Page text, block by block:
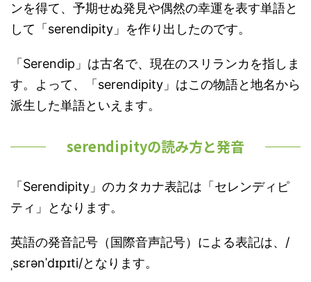
ンを得て、予期せぬ発見や偶然の幸運を表す単語と
して「serendipity」を作り出したのです。
「Serendip」は古名で、現在のスリランカを指しま
す。よって、「serendipity」はこの物語と地名から
派生した単語といえます。
serendipityの読み方と発音
「Serendipity」のカタカナ表記は「セレンディピ
ティ」となります。
英語の発音記号（国際音声記号）による表記は、/
ˌsɛrənˈdɪpɪti/となります。